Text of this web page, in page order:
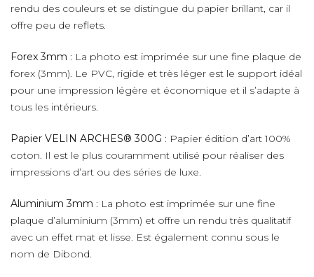
rendu des couleurs et se distingue du papier brillant, car il
offre peu de reflets.
Forex 3mm : La photo est imprimée sur une fine plaque de
forex (3mm). Le PVC, rigide et très léger est le support idéal
pour une impression légère et économique et il s’adapte à
tous les intérieurs.
Papier VELIN ARCHES® 300G : Papier édition d’art 100%
coton. Il est le plus couramment utilisé pour réaliser des
impressions d’art ou des séries de luxe.
Aluminium 3mm : La photo est imprimée sur une fine
plaque d’aluminium (3mm) et offre un rendu très qualitatif
avec un effet mat et lisse. Est également connu sous le
nom de Dibond.